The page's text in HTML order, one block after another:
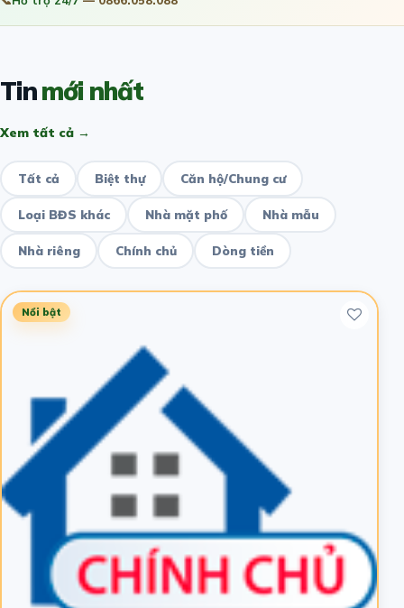
Tinmới nhất
Xem tất cả →
Tất cả Biệt thự Căn hộ/Chung cư
Loại BĐS khác Nhà mặt phố Nhà mẫu
Nhà riêng Chính chủ Dòng tiền
Nổi bật